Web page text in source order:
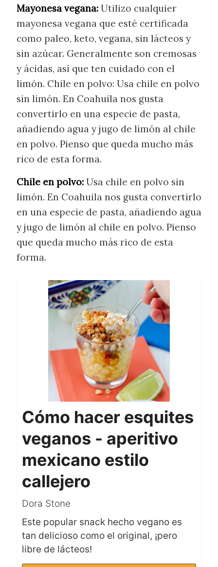
Mayonesa vegana: Utilizo cualquier
mayonesa vegana que esté certificada
como paleo, keto, vegana, sin lácteos y
sin azúcar. Generalmente son cremosas
y ácidas, así que ten cuidado con el
limón. Chile en polvo: Usa chile en polvo
sin limón. En Coahuila nos gusta
convertirlo en una especie de pasta,
añadiendo agua y jugo de limón al chile
en polvo. Pienso que queda mucho más
rico de esta forma.
Chile en polvo:Usa chile en polvo sin
limón. En Coahuila nos gusta convertirlo
en una especie de pasta, añadiendo agua
y jugo de limón al chile en polvo. Pienso
que queda mucho más rico de esta
forma.
Cómo hacer esquites
veganos - aperitivo
mexicano estilo
callejero
Dora Stone
Este popular snack hecho vegano es
tan delicioso como el original, ¡pero
libre de lácteos!